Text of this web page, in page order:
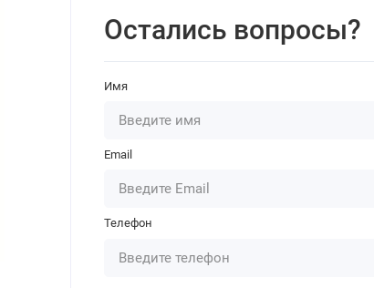
Остались вопросы?
Имя
Email
Телефон